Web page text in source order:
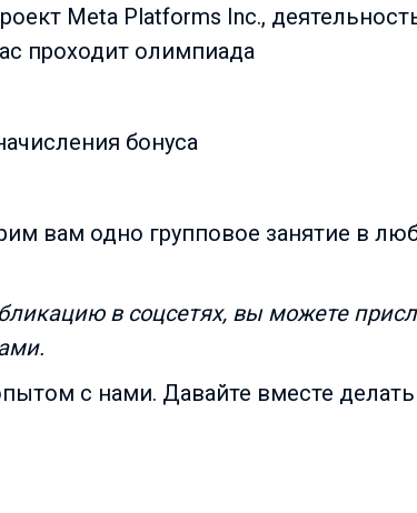
Meta Platforms Inc.,
проходит олимпиада
бонуса
вам одно групповое занятие в
в соцсетях, вы можете
с нами. Давайте вместе